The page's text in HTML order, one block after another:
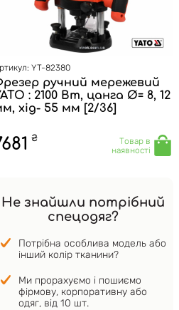
YT-82380
ручний мережевий
: 2100 Вт, цанга Ø= 8, 12
хід- 55 мм [2/36]
₴
Товар в
наявності
Не знайшли потрібний
спецодяг?
Потрібна особлива модель або
інший колір тканини?
Ми прорахуємо і пошиємо
фірмову, корпоративну або
одяг, від 10 шт.